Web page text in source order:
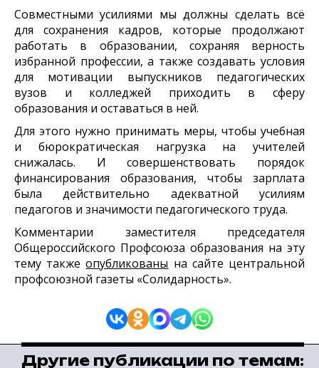
Совместными усилиями мы должны сделать всё
для сохранения кадров, которые продолжают
работать в образовании, сохраняя верность
избранной профессии, а также создавать условия
для мотивации выпускников педагогических
вузов и колледжей приходить в сферу
образования и оставаться в ней.
Для этого нужно принимать меры, чтобы учебная
и бюрократическая нагрузка на учителей
снижалась. И совершенствовать порядок
финансирования образования, чтобы зарплата
была действительно адекватной усилиям
педагогов и значимости педагогического труда.
Комментарии заместителя председателя
Общероссийского Профсоюза образования на эту
тему такжеопубликованы на сайте центральной
профсоюзной газеты «Солидарность».
Другие публикации по темам: